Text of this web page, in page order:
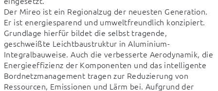
Der Mireo ist ein Regionalzug der neuesten Generation.
Er ist energiesparend und umweltfreundlich konzipiert.
Grundlage hierfür bildet die selbst tragende,
geschweißte Leichtbaustruktur in Aluminium-
Integralbauweise. Auch die verbesserte Aerodynamik, die
Energieeffizienz der Komponenten und das intelligente
Bordnetzmanagement tragen zur Reduzierung von
Ressourcen, Emissionen und Lärm bei. Aufgrund der